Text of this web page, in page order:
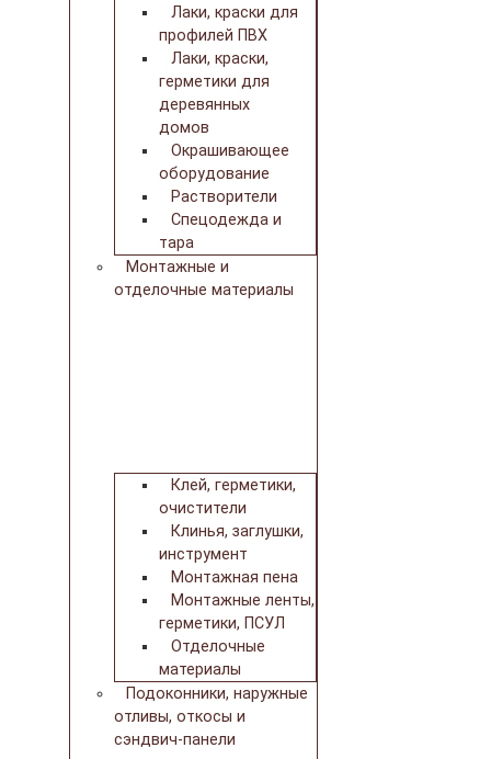
Лаки, краски для
профилей ПВХ
Лаки, краски,
герметики для
деревянных
домов
Окрашивающее
оборудование
Растворители
Спецодежда и
тара
Монтажные и
отделочные материалы
Клей, герметики,
очистители
Клинья, заглушки,
инструмент
Монтажная пена
Монтажные ленты,
герметики, ПСУЛ
Отделочные
материалы
Подоконники, наружные
отливы, откосы и
сэндвич-панели